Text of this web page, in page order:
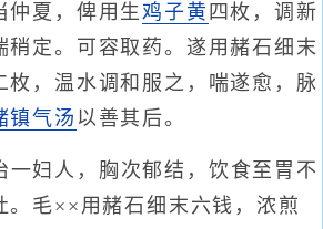
仲夏，俾用生鸡子黄 四枚，调新
稍定。可容取药。遂用赭石细末
枚，温水调和服之，喘遂愈，脉
镇气汤 以善其后。
一妇人，胸次郁结，饮食至胃不
。毛××用赭石细末六钱，浓煎